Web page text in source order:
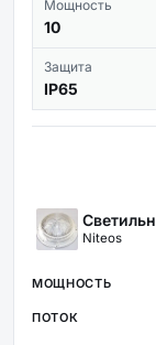
Мощность
10
Защита
IP65
Niteos